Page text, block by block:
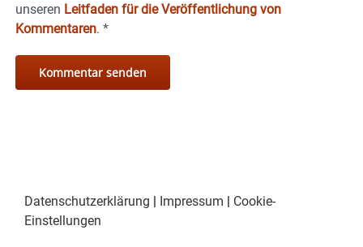
unseren Leitfaden für die Veröffentlichung von
Kommentaren. *
Datenschutzerklärung | Impressum | Cookie-
Einstellungen